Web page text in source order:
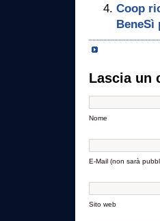
Coop
BeneSì
Lascia un
Nome
E-Mail (non sarà
Sito web